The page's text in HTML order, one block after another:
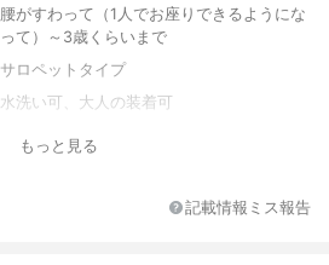
腰がすわって（1人でお座りできるようにな
って）～3歳くらいまで
サロペットタイプ
水洗い可、大人の装着可
もっと見る
記載情報ミス報告